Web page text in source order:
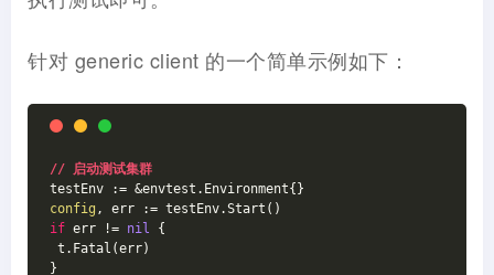
针对 generic client 的一个简单示例如下：
// 启动测试集群
testEnv := &envtest.Environment{}
config , err := testEnv.Start()
if err != nil {
t.Fatal(err)
}